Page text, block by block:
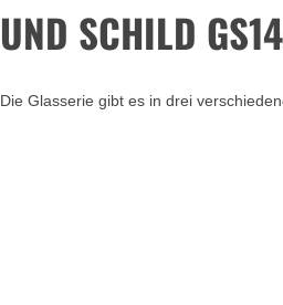
UND SCHILD
Die Glasserie gibt es in drei